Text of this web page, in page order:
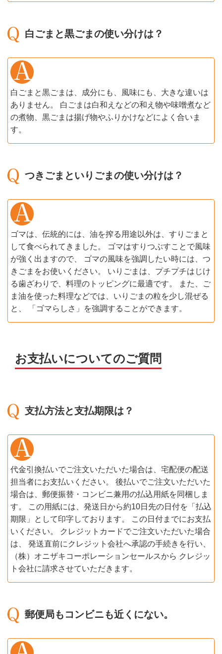
白ごまと黒ごまの使い分けは？
白ごまと黒ごまは、成分にも、風味にも、大きな違いは
ありません。 白ごまは白和えなどの和え物や味噌煮など
の煮物、黒ごまは揚げ物やふりかけなどによく合いま
す。
つきごまといりごまの使い分けは？
ゴマは、伝統的には、油を搾る用途以外は、すりごまと
して食べられてきました。 ゴマはすりつぶすことで風味
が強く出ますので、 ゴマの風味を強調したい時には、つ
きごまをお使いください。 いりごまは、プチプチはじけ
る歯ざわりで、料理のトッピングに最適です。 また、ご
ま油を使った料理などでは、いりごまの粒を少し混ぜる
と、 「ゴマらしさ」を強調することができます。
お支払いについてのご質問
支払方法と支払期限は？
代金引換払いでご注文いただいた場合は、宅配便の配送
担当者にお支払いください。 後払いでご注文いただいた
場合は、郵便振替・コンビニ兼用の払込用紙を同梱しま
す。 この用紙には、発送日から約10日先の日付を「払込
期限」として印字しております。 この日付までにお支払
いください。 クレジットカードでご注文いただいた場合
は、 発送直前にクレジット会社へ承認の手続きを行い、
（株）オニザキコーポレーションセールスから クレジッ
ト会社に請求させていただきます。
郵便局もコンビニも近くにない。